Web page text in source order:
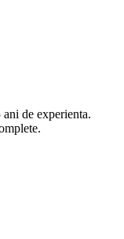
de experienta.